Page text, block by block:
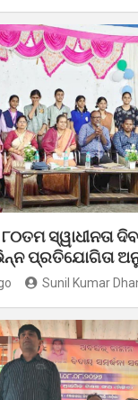
ସ୍ୱାଧୀନତା
ପ୍ରତିଯୋଗିତା
Sunil Kumar